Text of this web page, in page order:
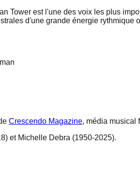
Tower est l'une des voix les plus
d'une grande énergie rythmique
Crescendo Magazine, média musical
et Michelle Debra (1950-2025).